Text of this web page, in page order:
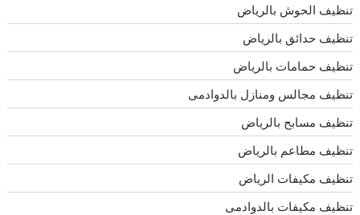
تنظيف الحوش بالرياض
تنظيف حدائق بالرياض
تنظيف حمامات بالرياض
تنظيف مجالس ومنازل بالدوادمى
تنظيف مسابح بالرياض
تنظيف مطاعم بالرياض
تنظيف مكيفات الرياض
تنظيف مكيفات بالدوادمى